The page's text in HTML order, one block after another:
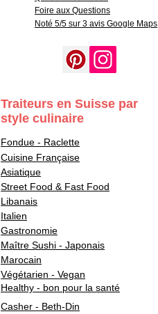
Foire aux Questions
Noté 5/5 sur 3 avis Google Maps
Traiteurs en Suisse par
style culinaire
Fondue - Raclette
Cuisine Française
Asiatique
Street Food & Fast Food
Libanais
Italien
Gastronomie
Maître Sushi - Japonais
Marocain
Végétarien - Vegan
Healthy - bon pour la santé
Casher - Beth-Din